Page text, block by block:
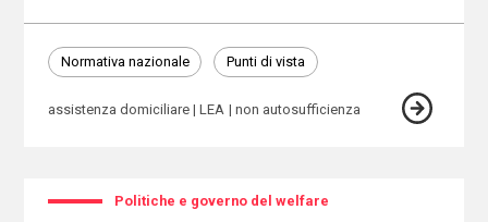
Normativa nazionale Punti di vista
assistenza domiciliare LEA non autosufficienza
Politiche e governo del welfare